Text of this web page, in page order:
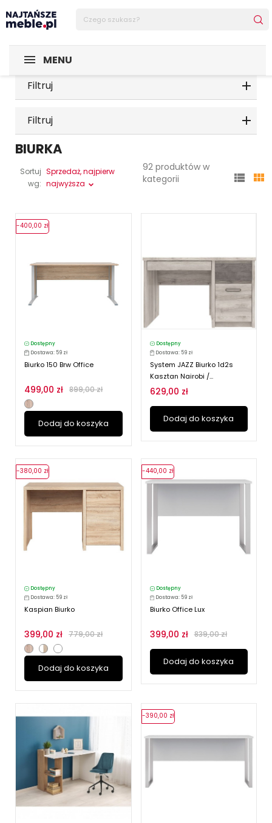
MENU
Filtruj
Filtruj
BIURKA
Sortuj
wg:
Sprzedaż, najpierw
najwyższa
92 produktów w
kategorii
 
Dostępny
Dostawa: 59 zł
Biurko 150 Brw Office
499,00 zł 899,00 zł
Dodaj do koszyka
-400,00 zł
Dostępny
Dostawa: 59 zł
System JAZZ Biurko 1d2s
Kasztan Nairobi /...
629,00 zł
Dodaj do koszyka
Dostępny
Dostawa: 59 zł
Kaspian Biurko
399,00 zł 779,00 zł
Dodaj do koszyka
-380,00 zł
Dostępny
Dostawa: 59 zł
Biurko Office Lux
399,00 zł 839,00 zł
Dodaj do koszyka
-440,00 zł
-390,00 zł